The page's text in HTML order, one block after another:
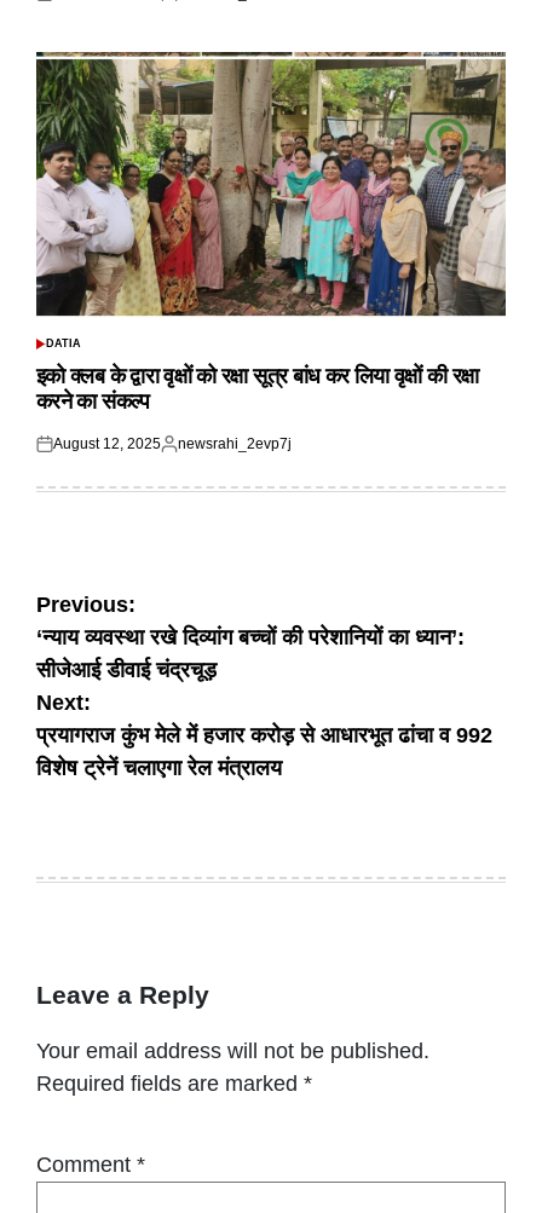
POSTED
DATIA
इको क्लब के द्वारा वृक्षों को रक्षा सूत्र बांध कर लिया वृक्षों की रक्षा
करने का संकल्प
Posted
August 12, 2025
Posted
newsrahi_2evp7j
Post
navigation
Previous:
‘न्याय व्यवस्था रखे दिव्यांग बच्चों की परेशानियों का ध्यान’:
सीजेआई डीवाई चंद्रचूड़
Next:
प्रयागराज कुंभ मेले में हजार करोड़ से आधारभूत ढांचा व 992
विशेष ट्रेनें चलाएगा रेल मंत्रालय
Leave a Reply
Your email address will not be published.
Required fields are marked *
Comment *